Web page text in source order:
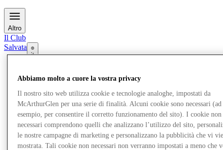
Altro
Il Club
Salvata
it
Offerte
Eventi
Pianifica la tua visita
Ristoranti
Servizi
Turismo
Ricerca di lavoro
Gift Card
Abbiamo molto a cuore la vostra privacy
Il nostro sito web utilizza cookie e tecnologie analoghe, impostati da
McArthurGlen per una serie di finalità. Alcuni cookie sono necessari (ad
esempio, per consentire il corretto funzionamento del sito). I cookie non
necessari comprendono quelli che analizzano l’utilizzo del sito,
le nostre campagne di marketing e personalizzano la pubblicità che vi
mostrata. Tali cookie non necessari non verranno impostati a meno che